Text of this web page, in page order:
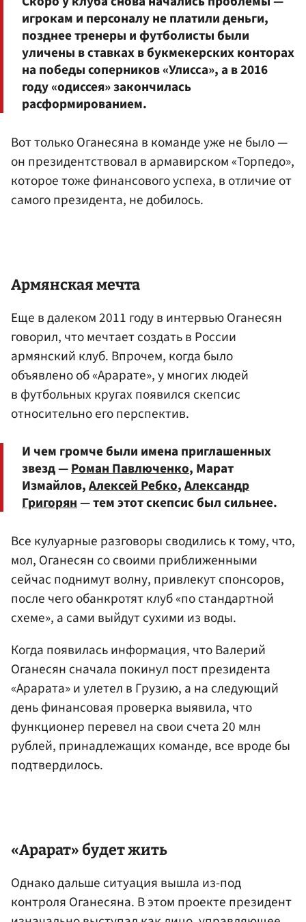
игрокам и персоналу не платили деньги,
позднее тренеры и футболисты были
уличены в ставках в букмекерских конторах
на победы соперников «Улисса», а в 2016
году «одиссея» закончилась
расформированием.
Вот только Оганесяна в команде уже не было —
он президентствовал в армавирском «Торпедо»,
которое тоже финансового успеха, в отличие от
самого президента, не добилось.
Армянская мечта
Еще в далеком 2011 году в интервью Оганесян
говорил, что мечтает создать в России
армянский клуб. Впрочем, когда было
объявлено об «Арарате», у многих людей
в футбольных кругах появился скепсис
относительно его перспектив.
И чем громче были имена приглашенных
звезд —Роман Павлюченко, Марат
Измайлов,Алексей Ребко,Александр
Григорян— тем этот скепсис был сильнее.
Все кулуарные разговоры сводились к тому, что,
мол, Оганесян со своими приближенными
сейчас поднимут волну, привлекут спонсоров,
после чего обанкротят клуб «по стандартной
схеме», а сами выйдут сухими из воды.
Когда появилась информация, что Валерий
Оганесян сначала покинул пост президента
«Арарата» и улетел в Грузию, а на следующий
день финансовая проверка выявила, что
функционер перевел на свои счета 20 млн
рублей, принадлежащих команде, все вроде бы
подтвердилось.
«Арарат» будет жить
Однако дальше ситуация вышла из-под
контроля Оганесяна. В этом проекте президент